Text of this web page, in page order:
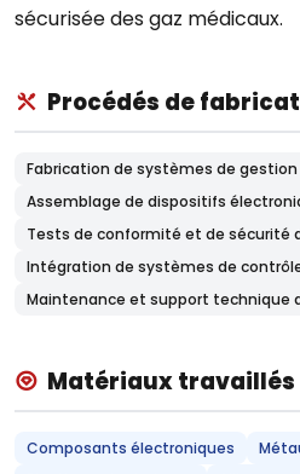
sécurisée des gaz médicaux.
Procédés de
Fabrication de systèmes de
Assemblage de dispositifs
Tests de conformité et de sécurité
Intégration de systèmes de
Maintenance et support technique
Matériaux travaillés
Composants électroniques